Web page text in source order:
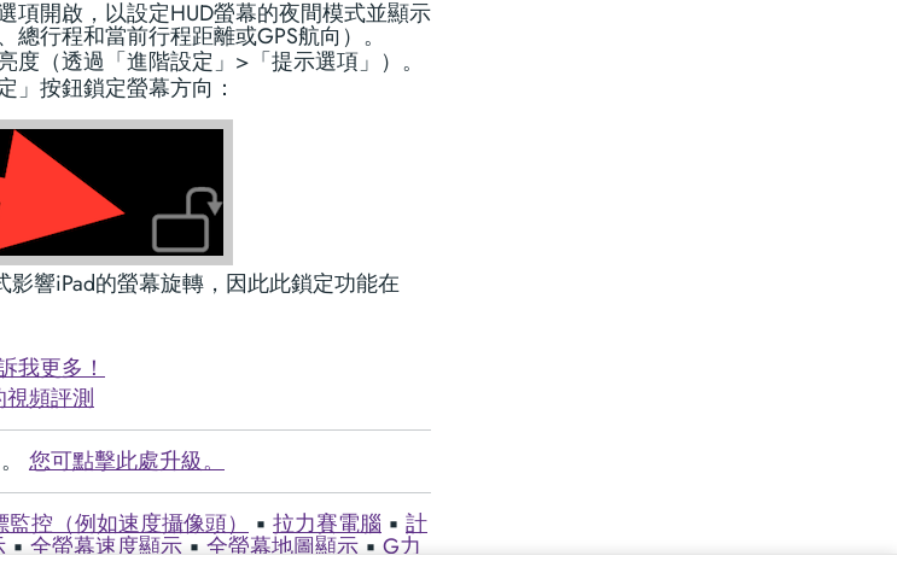
項開啟，以設定HUD螢幕的夜間模式並顯示
行程和當前行程距離或GPS航向）。
度（透過「進階設定」>「提示選項」）。
」按鈕鎖定螢幕方向：
影響iPad的螢幕旋轉，因此此鎖定功能在
我更多！
視頻評測
您可點擊此處升級。
監控（例如速度攝像頭） ▪︎ 拉力賽電腦 ▪︎ 計
▪︎全螢幕速度顯示▪︎全螢幕地圖顯示▪︎G力